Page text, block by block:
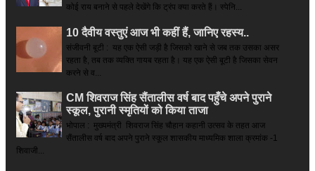
कोई राय बनाने से पहले देखेंगे कि ट्रंप क्या करते हैं। स्पेनि...
10 दैवीय वस्तुएं आज भी कहीं हैं, जानिए रहस्य..
संजीवनी बूटी : यह एक ऐसी जड़ी है जिसको खाने से जब तक उसका असर
रहता है, तब तक व्यक्ति गायब रहता है। यह एक ऐसी बूटी है जिसका सेवन
करने से व...
CM शिवराज सिंह सैंतालीस वर्ष बाद पहुँचे अपने पुराने
स्कूल, पुरानी स्मृतियों को किया ताजा
भोपाल : मुख्यमंत्री शिवराज सिंह चौहान कहानी उत्सव के तहत आज
सैंतालीस वर्ष बाद अपने पुराने स्कूल शासकीय माध्यमिक शाला क्रमांक -1
शिवाजी...